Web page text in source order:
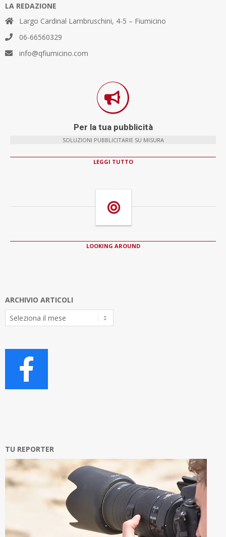
LA REDAZIONE
Largo Cardinal Lambruschini, 4-5 – Fiumicino
06-66560329
info@qfiumicino.com
Per la tua pubblicità
SOLUZIONI PUBBLICITARIE SU MISURA
LEGGI TUTTO
LOOKING AROUND
ARCHIVIO ARTICOLI
Archivio
Articoli
TU REPORTER